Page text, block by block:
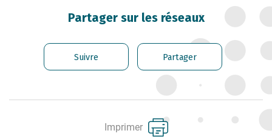
CARRIÈRE DES
GÉRER LES AGENTS
CONTRACTUELS
SANTÉ ET PRÉVENTION DES
RISQUES PROFESSIONNELS
Partager sur les réseaux
Suivre Partager
Imprimer